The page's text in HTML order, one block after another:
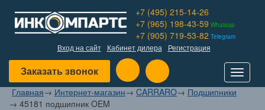
+7 (495) 215-14-26
+7 (965) 198-43-59 Whatsap
+7 (905) 719-53-82 Telegram
Вход на сайт Кабинет дилера Регистрация
Заказать звонок
Toggle
Главная→ Интернет-магазин→ CARRARO→ Подшипники
→ 45181 подшипник OEM